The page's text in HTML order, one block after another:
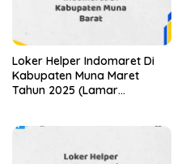
Loker Helper Indomaret Di
Kabupaten Muna Maret
Tahun 2025 (Lamar